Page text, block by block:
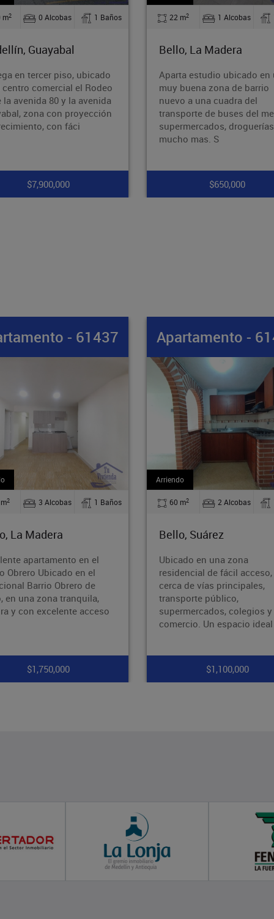
2 1 Alcobas 1 Baños
La Madera
estudio ubicado en una
zona de barrio
a una cuadra del
de buses del metro ,
droguerías y
$650,000
71.60 m 2 Alcobas
Medellín, Guayabal
Acogedor apartamento
en el sector de Cristo Rey,
zona estratégica y de fácil
acceso. La propiedad
con 2 alcobas, 1 baño, y un
patio
$265,000,000
- 61436
2 2 Alcobas 1 Baños
Suárez
en una zona
de fácil acceso,
de vías principales,
público,
colegios y
Un espacio ideal p
$1,100,000
Apartamento -
Arriendo
110 m2 2 Alcobas
Bello, Barrio Nuevo
¡Oportunidad en Barrio
Bello!¿Buscas un inmueble
amplio, bien ubicado y con
potencial? ¡Esta es tu
oportunidad! Área: 110 m²
Ubicación: Ba
$1,700,000